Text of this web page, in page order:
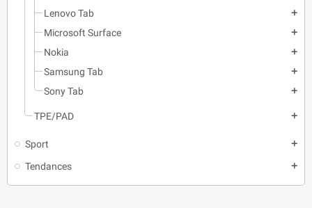
Lenovo Tab add
Microsoft Surface add
Nokia add
Samsung Tab add
Sony Tab add
TPE/PAD add
Sport add
Tendances add